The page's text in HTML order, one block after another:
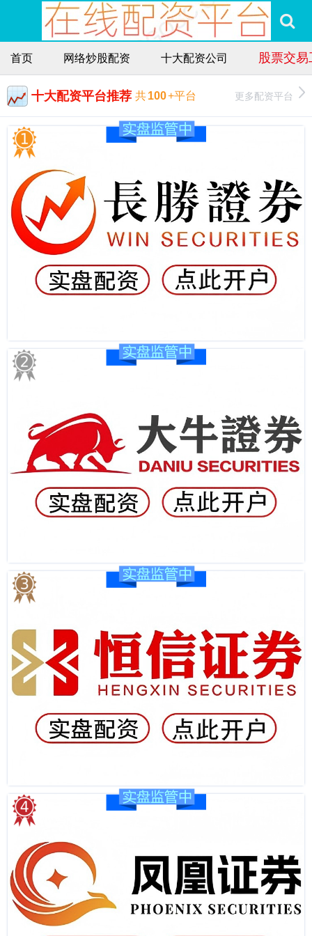
首页 网络炒股配资 十大配资公司 股票交
十大配资平台推荐 共100+平台 更多配资平台